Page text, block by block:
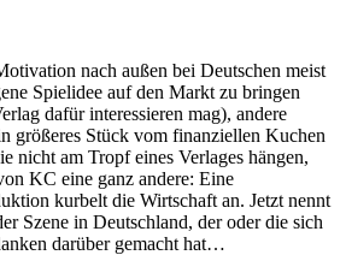
nach außen bei Deutschen meist
Spielidee auf den Markt zu bringen
dafür interessieren mag), andere
größeres Stück vom finanziellen Kuchen
nicht am Tropf eines Verlages hängen,
KC eine ganz andere: Eine
kurbelt die Wirtschaft an. Jetzt nennt
Szene in Deutschland, der oder die sich
darüber gemacht hat…